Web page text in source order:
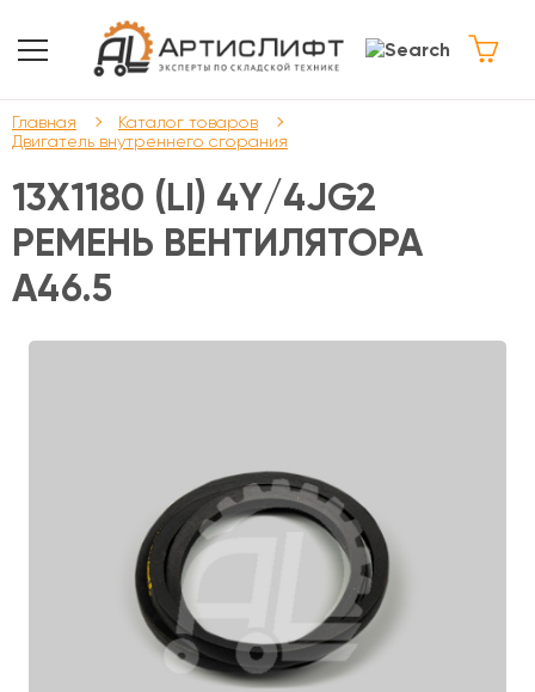
Главная
Каталог товаров
Двигатель внутреннего сгорания
13Х1180 (LI) 4Y/4JG2
РЕМЕНЬ ВЕНТИЛЯТОРА
A46.5